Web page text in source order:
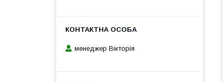
менеджер Вікторія